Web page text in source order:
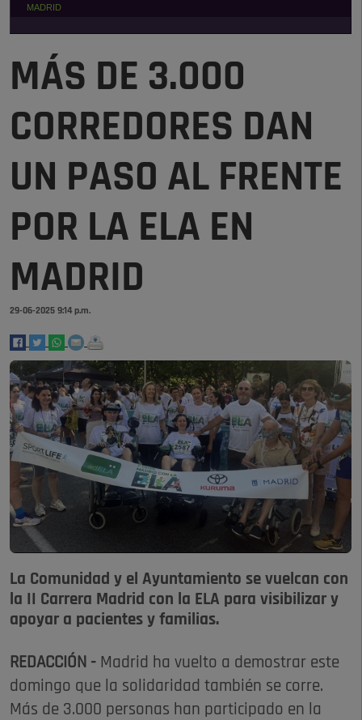
MADRID
MÁS DE 3.000
CORREDORES DAN
UN PASO AL FRENTE
POR LA ELA EN
MADRID
29-06-2025 9:14 p.m.
La Comunidad y el Ayuntamiento se vuelcan con
la II Carrera Madrid con la ELA para visibilizar y
apoyar a pacientes y familias.
REDACCIÓN - Madrid ha vuelto a demostrar este
domingo que la solidaridad también se corre.
Más de 3.000 personas han participado en la